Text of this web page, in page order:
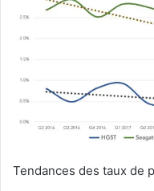
Tendances des taux de